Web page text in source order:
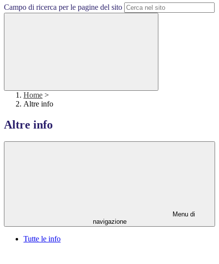
Campo di ricerca per le pagine del sito
Home >
Altre info
Altre info
Menu di
navigazione
Tutte le info